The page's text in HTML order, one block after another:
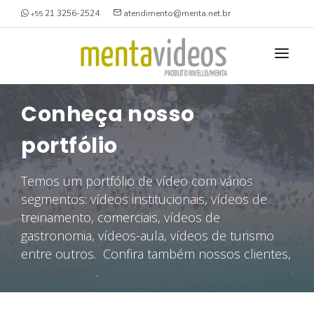
+55 21 3256-2524 atendimento@menta.net.br
NOSSO PORTFÓLIO
O QUE FAZEMOS
VÍDEOS GRAVADOS
INSTITUCIONAL
DEPOIMENTO
BRANDED CONTENT
TREINAMENTO / AULA
QUEM SOMOS
ESTÚDIO
VAGAS
CONTATO
Conheça nosso
portfólio
Temos um portfólio de vídeo com vários
segmentos: vídeos institucionais, vídeos de
treinamento, comerciais, vídeos de
gastronomia, vídeos-aula, vídeos de turismo
entre outros. Confira também nossos clientes,
.